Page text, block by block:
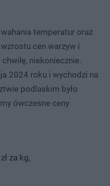
temperatur oraz
cen warzyw i
niekoniecznie.
2024 roku i wychodzi na
podlaskim było
ówczesne ceny
za kg,